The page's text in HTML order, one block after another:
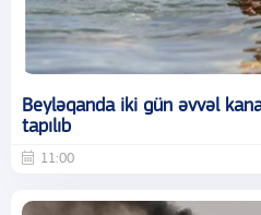
Beyləqanda iki gün əvvəl
tapılıb
11:00